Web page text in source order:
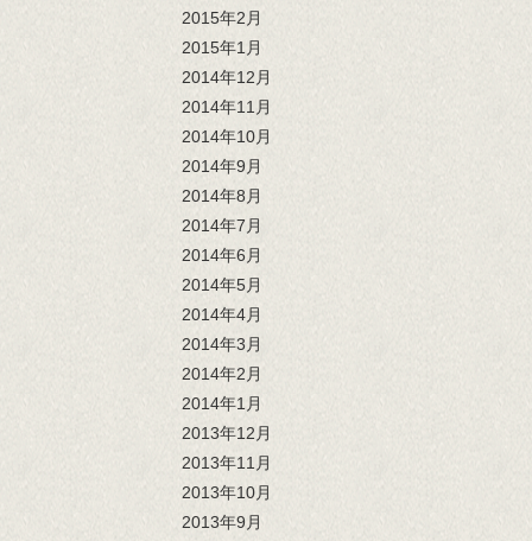
2015年2月
2015年1月
2014年12月
2014年11月
2014年10月
2014年9月
2014年8月
2014年7月
2014年6月
2014年5月
2014年4月
2014年3月
2014年2月
2014年1月
2013年12月
2013年11月
2013年10月
2013年9月